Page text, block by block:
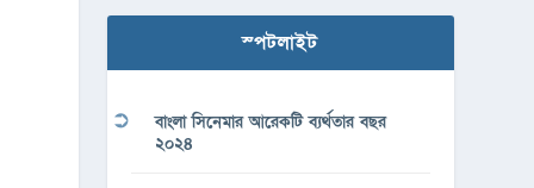
স্পটলাইট
বাংলা সিনেমার আরেকটি ব্যর্থতার বছর
২০২৪